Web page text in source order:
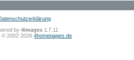
by 4images1.7.11
© 2002-2026 4homepages.de